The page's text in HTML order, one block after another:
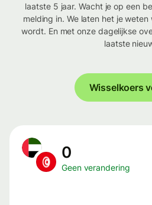
laatste 5 jaar. Wacht je op een
melding in. We laten het je
wordt. En met onze dagelijkse
laatste
Wisselkoers
0
Geen verandering